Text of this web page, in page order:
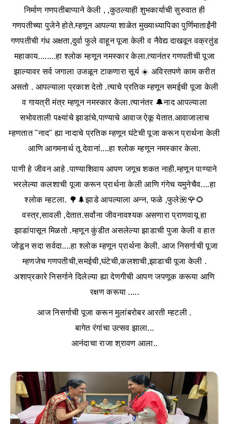
निर्माण गणपतीबाप्पाने केली , ,कुठल्याही शुभकार्याची सुरुवात ही
गणपतीच्या पुजेने होते.म्हणून आपल्या शाळेत मुख्याध्यापिका पुर्णिमाताईंनी
गणपतीची गंध अक्षता,दुर्वा फुले वाहून पूजा केली व नैवेद्य दाखवून वक्रतुंड
महाकाय........हा श्लोक म्हणून नमस्कार केला.त्यानंतर गणपतीची पूजा
झाल्यावर सर्व जगाला उजळून टाकणारा सूर्य ☀️ अविरतपणे काम करीत
असतो . आपल्याला प्रकाश देतो .त्याचे प्रतिक म्हणून समईची पूजा केली
व गायत्री मंत्र म्हणून नमस्कार केला.त्यानंतर 🔔नाद आपल्याला
सभोवताली पक्ष्यांचे झाडांचे,पाण्याचे आवाज ऐकू येतात.आवाजालाच
म्हणतात "नाद" ह्या नादाचे प्रतिक म्हणून घंटेची पूजा करून प्रार्थना केली
आणि आगमनार्थ तू देवानां....हा श्लोक म्हणून नमस्कार केला.
पाणी हे जीवन आहे .पाण्याशिवाय आपण जगूच शकत नाही.म्हणून पाण्याने
भरलेल्या कलशाची पूजा करून प्रार्थना केली आणि गंगेच यमुनेचैव....हा
श्लोक म्हटला. 🌳🌲झाडे आपल्याला अन्न, फळे ,फुले🌺🌹🌻
वस्त्र,सावली ,देतात.सर्वांना जीवनावश्यक असणारा प्राणवायू हा
झाडांपासून मिळतो .म्हणून कुंडीत असलेल्या झाडाची पुजा केली व हात
जोडून सदा सर्वदा....हा श्लोक म्हणून प्रार्थना केली. आज निसर्गाची पूजा
म्हणजेच गणपतीची,समईची,घंटेची,कलशाची,झाडाची पूजा केली .
अशाप्रकारे निसर्गाने दिलेल्या ह्या देणगीची आपण जपणूक करूया आणि
रक्षण करूया .....
आज निसर्गाची पूजा करून मुलांबरोबर आरती म्हटली .
बागेत रंगांचा उत्सव झाला...
आनंदाचा राजा श्रावण आला..